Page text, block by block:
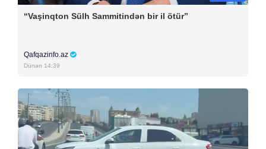
“Vaşinqton Sülh Sammitindən bir il ötür”
Qafqazinfo.az
Dünən 14:39